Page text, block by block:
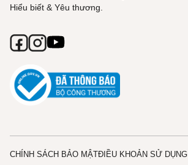
Hiểu biết & Yêu thương.
CHÍNH SÁCH BẢO MẬTĐIỀU KHOẢN SỬ DỤNG